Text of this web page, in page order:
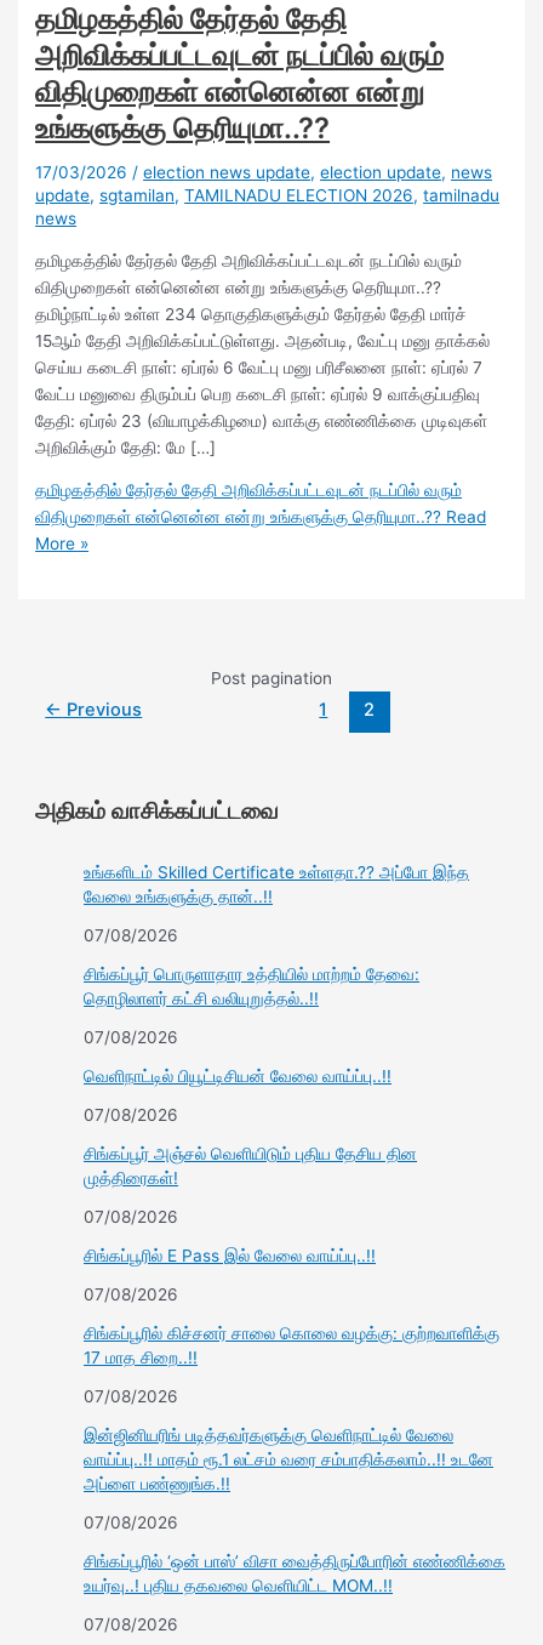
தமிழகத்தில் தேர்தல் தேதி
அறிவிக்கப்பட்டவுடன் நடப்பில் வரும்
விதிமுறைகள் என்னென்ன என்று
உங்களுக்கு தெரியுமா..??
17/03/2026 /election news update,election update, news
update,sgtamilan,TAMILNADU ELECTION 2026,tamilnadu
news
தமிழகத்தில் தேர்தல் தேதி அறிவிக்கப்பட்டவுடன் நடப்பில் வரும்
விதிமுறைகள் என்னென்ன என்று உங்களுக்கு தெரியுமா..??
தமிழ்நாட்டில் உள்ள 234 தொகுதிகளுக்கும் தேர்தல் தேதி மார்ச்
15ஆம் தேதி அறிவிக்கப்பட்டுள்ளது. அதன்படி, வேட்பு மனு தாக்கல்
செய்ய கடைசி நாள்: ஏப்ரல் 6 வேட்பு மனு பரிசீலனை நாள்: ஏப்ரல் 7
வேட்ப மனுவை திரும்பப் பெற கடைசி நாள்: ஏப்ரல் 9 வாக்குப்பதிவு
தேதி: ஏப்ரல் 23 (வியாழக்கிழமை) வாக்கு எண்ணிக்கை முடிவுகள்
அறிவிக்கும் தேதி: மே […]
தமிழகத்தில் தேர்தல் தேதி அறிவிக்கப்பட்டவுடன் நடப்பில் வரும்
விதிமுறைகள் என்னென்ன என்று உங்களுக்கு தெரியுமா..?? Read
More »
Post pagination
← Previous 1 2
அதிகம் வாசிக்கப்பட்டவை
உங்களிடம் Skilled Certificate உள்ளதா.?? அப்போ இந்த
வேலை உங்களுக்கு தான்..!!
07/08/2026
சிங்கப்பூர் பொருளாதார உத்தியில் மாற்றம் தேவை:
தொழிலாளர் கட்சி வலியுறுத்தல்..!!
07/08/2026
வெளிநாட்டில் பியூட்டிசியன் வேலை வாய்ப்பு..!!
07/08/2026
சிங்கப்பூர் அஞ்சல் வெளியிடும் புதிய தேசிய தின
முத்திரைகள்!
07/08/2026
சிங்கப்பூரில் E Pass இல் வேலை வாய்ப்பு..!!
07/08/2026
சிங்கப்பூரில் கிச்சனர் சாலை கொலை வழக்கு: குற்றவாளிக்கு
17 மாத சிறை..!!
07/08/2026
இன்ஜினியரிங் படித்தவர்களுக்கு வெளிநாட்டில் வேலை
வாய்ப்பு..!! மாதம் ரூ.1 லட்சம் வரை சம்பாதிக்கலாம்..!! உடனே
அப்ளை பண்ணுங்க.!!
07/08/2026
சிங்கப்பூரில் ‘ஒன் பாஸ்’ விசா வைத்திருப்போரின் எண்ணிக்கை
உயர்வு..! புதிய தகவலை வெளியிட்ட MOM..!!
07/08/2026